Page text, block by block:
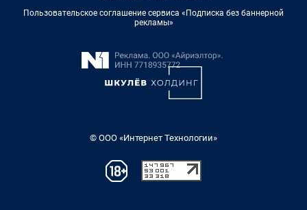
Пользовательское соглашение сервиса «Подписка без баннерной
рекламы»
© ООО «Интернет Технологии»